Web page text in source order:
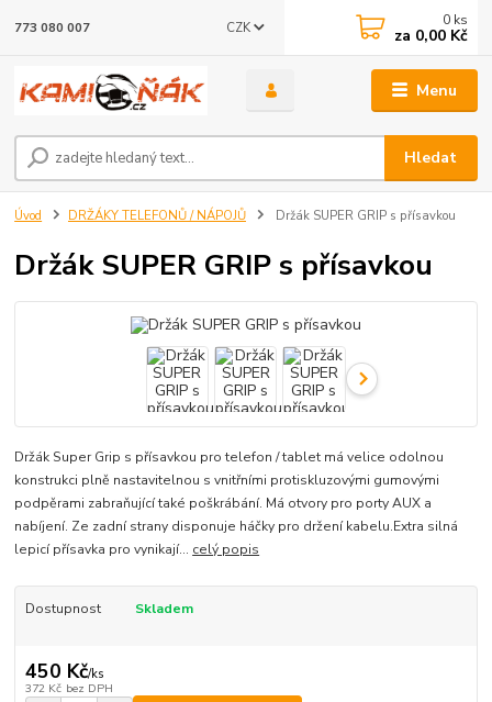
Menu
CZK
Hledat
773 080 007 0 ks
za 0,00 Kč
Úvod DRŽÁKY TELEFONŮ / NÁPOJŮ Držák SUPER GRIP s přísavkou
Držák SUPER GRIP s přísavkou
Držák Super Grip s přísavkou pro telefon / tablet má velice odolnou
konstrukci plně nastavitelnou s vnitřními protiskluzovými gumovými
podpěrami zabraňující také poškrábání. Má otvory pro porty AUX a
nabíjení. Ze zadní strany disponuje háčky pro držení kabelu.Extra silná
lepicí přísavka pro vynikají... celý popis
Dostupnost Skladem
450 Kč/ks
372 Kč bez DPH